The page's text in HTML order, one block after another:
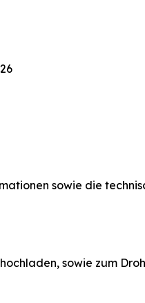
sowie die
sowie zum